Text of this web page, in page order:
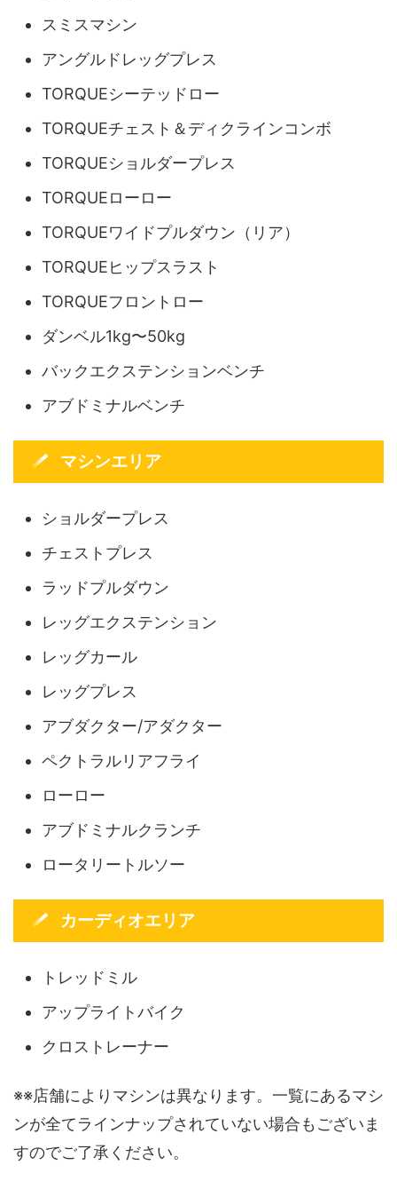
スミスマシン
アングルドレッグプレス
TORQUEシーテッドロー
TORQUEチェスト＆ディクラインコンボ
TORQUEショルダープレス
TORQUEローロー
TORQUEワイドプルダウン（リア）
TORQUEヒップスラスト
TORQUEフロントロー
ダンベル1kg〜50kg
バックエクステンションベンチ
アブドミナルベンチ
マシンエリア
ショルダープレス
チェストプレス
ラッドプルダウン
レッグエクステンション
レッグカール
レッグプレス
アブダクター/アダクター
ペクトラルリアフライ
ローロー
アブドミナルクランチ
ロータリートルソー
カーディオエリア
トレッドミル
アップライトバイク
クロストレーナー
※※店舗によりマシンは異なります。一覧にあるマシ
ンが全てラインナップされていない場合もございま
すのでご了承ください。